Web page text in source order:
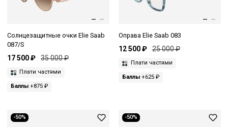
Солнцезащитные очки Elie Saab
087/S
17 500 ₽ 35 000 ₽
Плати частями
Баллы +875 ₽
Оправа Elie Saab 083
12 500 ₽ 25 000 ₽
Плати частями
Баллы+625 ₽
-50% -50%